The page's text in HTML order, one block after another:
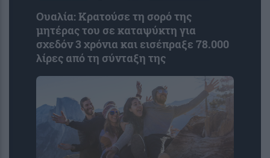
Ουαλία: Κρατούσε τη σορό της
μητέρας του σε καταψύκτη για
σχεδόν 3 χρόνια και εισέπραξε 78.000
λίρες από τη σύνταξη της